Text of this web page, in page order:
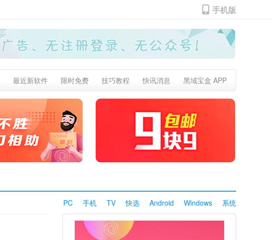
手机版
最近新软件 限时免费 技巧教程 快讯消息 黑域宝盒 APP
PC 手机 TV 快选 Android Windows 系统